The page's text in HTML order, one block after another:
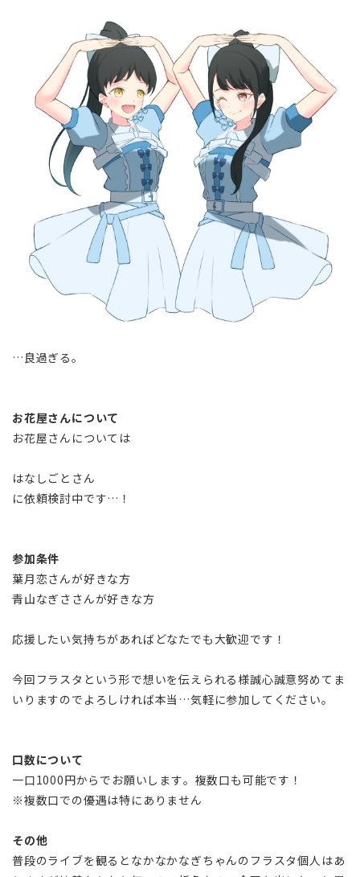
…良過ぎる。
お花屋さんについて
お花屋さんについては
はなしごとさん
に依頼検討中です…！
参加条件
葉月恋さんが好きな方
青山なぎささんが好きな方
応援したい気持ちがあればどなたでも大歓迎です！
今回フラスタという形で想いを伝えられる様誠心誠意努めてま
いりますのでよろしければ本当…気軽に参加してください。
口数について
一口1000円からでお願いします。複数口も可能です！
※複数口での優遇は特にありません
その他
普段のライブを観るとなかなかなぎちゃんのフラスタ個人はあ